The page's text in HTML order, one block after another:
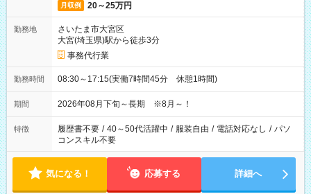
月収例 20～25万円
勤務地
さいたま市大宮区
大宮(埼玉県)駅から徒歩3分
事務代行業
勤務時間 08:30～17:15(実働7時間45分 休憩1時間)
期間 2026年08月下旬～長期 ※8月～！
特徴 履歴書不要 / 40～50代活躍中 / 服装自由 / 電話対応なし / パソ
コンスキル不要
気になる！ 応募する 詳細へ